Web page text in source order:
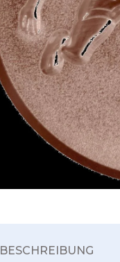
BESCHREIBUNG